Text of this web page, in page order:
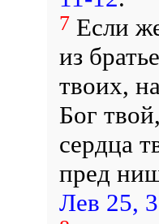
7Если
из
твоих,
Бог
сердца
пред
Лев 25,